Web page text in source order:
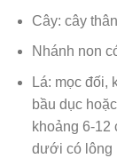
Cây: cây
Nhánh non
Lá: mọc đối,
bầu dục
khoảng 6-12
dưới có lông